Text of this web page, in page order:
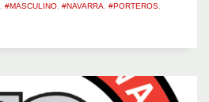
#MASCULINO #NAVARRA #PORTEROS